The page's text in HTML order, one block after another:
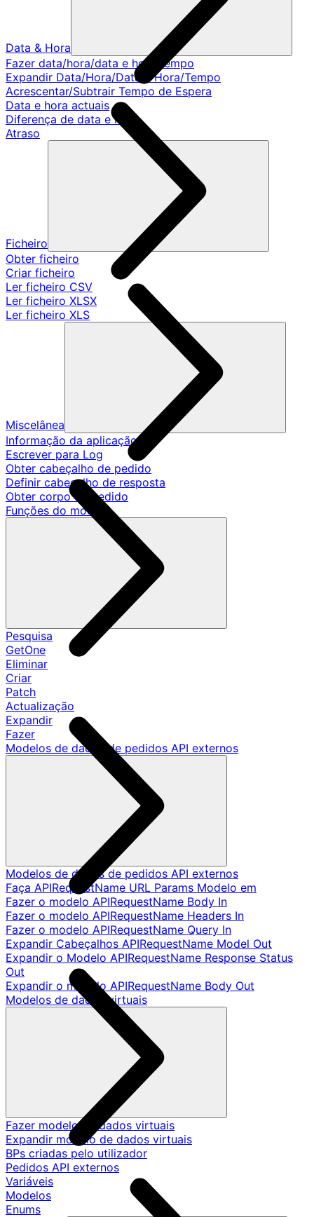
Data & Hora
Fazer data/hora/data e hora/tempo
Expandir Data/Hora/Data e Hora/Tempo
Acrescentar/Subtrair Tempo de Espera
Data e hora actuais
Diferença de data e hora
Atraso
Ficheiro
Obter ficheiro
Criar ficheiro
Ler ficheiro CSV
Ler ficheiro XLSX
Ler ficheiro XLS
Miscelânea
Informação da aplicação
Escrever para Log
Obter cabeçalho de pedido
Definir cabeçalho de resposta
Obter corpo de pedido
Funções do modelo
Pesquisa
GetOne
Eliminar
Criar
Patch
Actualização
Expandir
Fazer
Modelos de dados de pedidos API externos
Modelos de dados de pedidos API externos
Faça APIRequestName URL Params Modelo em
Fazer o modelo APIRequestName Body In
Fazer o modelo APIRequestName Headers In
Fazer o modelo APIRequestName Query In
Expandir Cabeçalhos APIRequestName Model Out
Expandir o Modelo APIRequestName Response Status
Out
Expandir o modelo APIRequestName Body Out
Modelos de dados virtuais
Fazer modelo de dados virtuais
Expandir modelo de dados virtuais
BPs criadas pelo utilizador
Pedidos API externos
Variáveis
Modelos
Enums